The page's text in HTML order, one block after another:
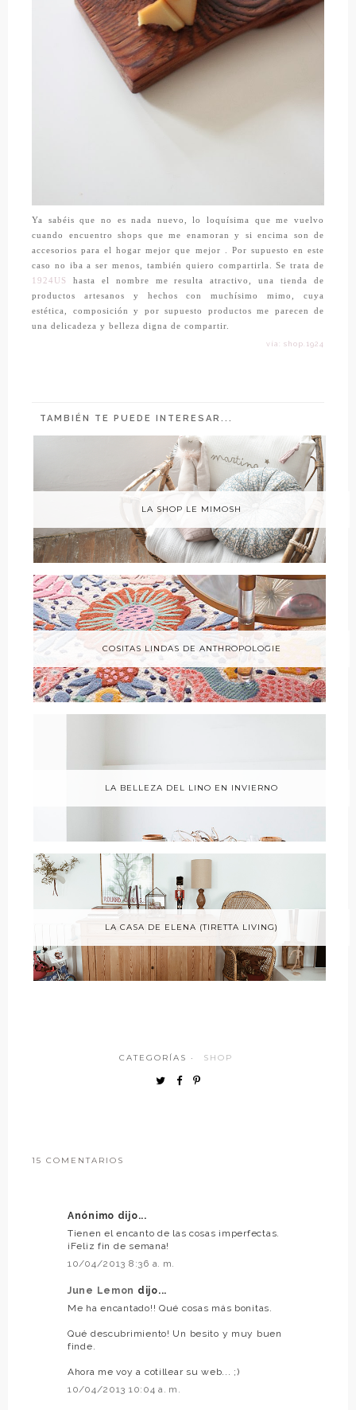
Ya sabéis que no es nada nuevo, lo loquísima que me vuelvo
cuando encuentro shops que me enamoran y si encima son de
accesorios para el hogar mejor que mejor . Por supuesto en este
caso no iba a ser menos, también quiero compartirla. Se trata de
1924US
hasta el nombre me resulta atractivo, una tienda de
productos artesanos y hechos con muchísimo mimo, cuya
estética, composición y por supuesto productos me parecen de
una delicadeza y belleza digna de compartir.
vía: shop.1924
TAMBIÉN TE PUEDE INTERESAR...
LA SHOP LE MIMOSH
COSITAS LINDAS DE ANTHROPOLOGIE
LA BELLEZA DEL LINO EN INVIERNO
LA CASA DE ELENA (TIRETTA LIVING)
CATEGORÍAS · SHOP
15 COMENTARIOS
Anónimo dijo...
Tienen el encanto de las cosas imperfectas.
¡Feliz fin de semana!
10/04/2013 8:36 a. m.
June Lemon dijo...
Me ha encantado!! Qué cosas más bonitas.
Qué descubrimiento! Un besito y muy buen
finde.
Ahora me voy a cotillear su web... ;)
10/04/2013 10:04 a. m.